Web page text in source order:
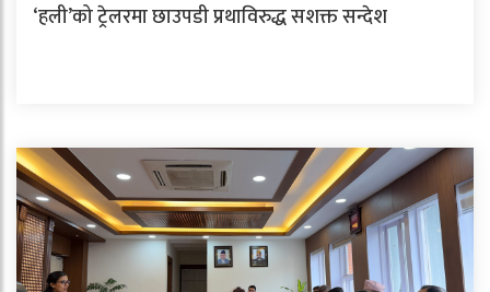
‘हली’को ट्रेलरमा छाउपडी प्रथाविरुद्ध सशक्त सन्देश